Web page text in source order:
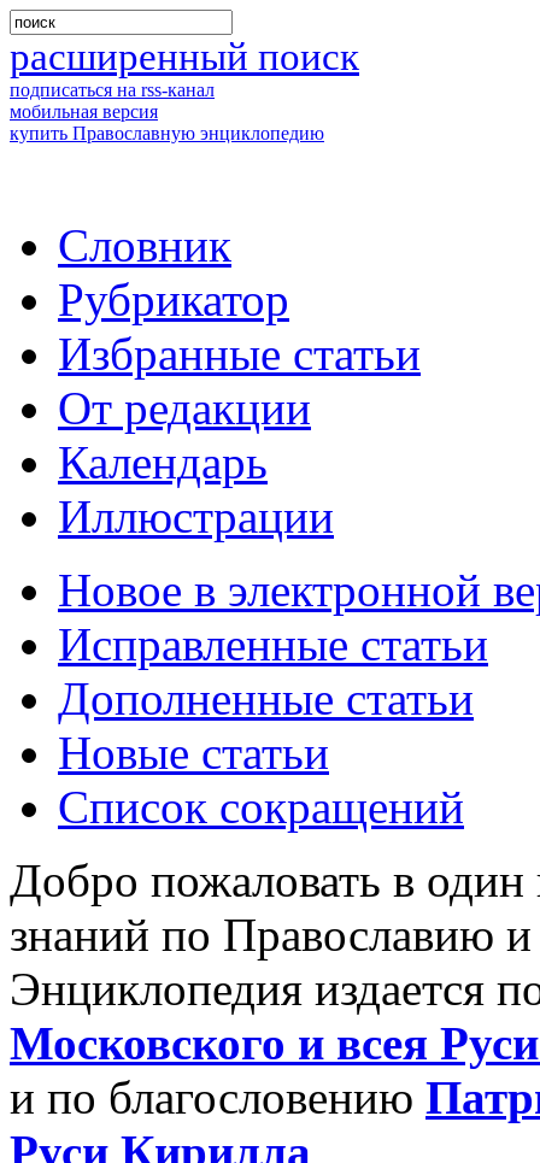
расширенный поиск
подписаться на rss-канал
мобильная версия
купить Православную энциклопедию
Словник
Рубрикатор
Избранные статьи
От редакции
Календарь
Иллюстрации
Новое в электронной
Исправленные статьи
Дополненные статьи
Новые статьи
Список сокращений
Добро пожаловать в
знаний по Православию
Энциклопедия издается
Московского и всея
и по благословению
Руси Кирилла